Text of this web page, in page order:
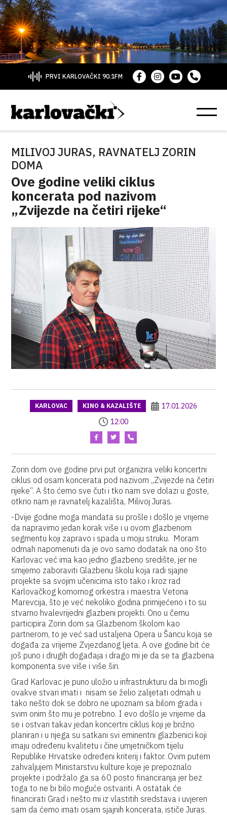
PRVI KARLOVAČKI 90.1FM
MILIVOJ JURAS, RAVNATELJ ZORIN
DOMA
Ove godine veliki ciklus
koncerata pod nazivom
„Zvijezde na četiri rijeke“
KARLOVAC KINO & KAZALIŠTE
17.01.2026
12:00
Zorin dom ove godine prvi put organizira veliki koncertni
ciklus od osam koncerata pod nazivom „Zvijezde na četiri
rijeke“. A što ćemo sve čuti i tko nam sve dolazi u goste,
otkrio nam je ravnatelj kazališta, Milivoj Juras.
-Dvije godine moga mandata su prošle i došlo je vrijeme
da napravimo jedan korak više i u ovom glazbenom
segmentu koji zapravo i spada u moju struku. Moram
odmah napomenuti da je ovo samo dodatak na ono što
Karlovac već ima kao jedno glazbeno središte, jer ne
smijemo zaboraviti Glazbenu školu koja radi sjajne
projekte sa svojim učenicima isto tako i kroz rad
Karlovačkog komornog orkestra i maestra Vetona
Marevcija, što je već nekoliko godina primijećeno i to su
stvarno hvalevrijedni glazbeni projekti. Ono u čemu
participira Zorin dom sa Glazbenom školom kao
partnerom, to je već sad ustaljena Opera u Šancu koja se
događa za vrijeme Zvjezdanog ljeta. A ove godine bit će
još puno i drugih događaja i drago mi je da se ta glazbena
komponenta sve više i više širi.
Grad Karlovac je puno uložio u infrastrukturu da bi mogli
ovakve stvari imati i nisam se želio zalijetati odmah u
tako nešto dok se dobro ne upoznam sa bilom grada i
svim onim što mu je potrebno. I evo došlo je vrijeme da
se i ostvari takav jedan koncertni ciklus koji je brižno
planiran i u njega su satkani svi eminentni glazbenici koji
imaju određenu kvalitetu i čine umjetničkom tijelu
Republike Hrvatske određeni kriterij i faktor. Ovim putem
zahvaljujem Ministarstvu kulture koje je prepoznalo
projekte i podržalo ga sa 60 posto financiranja jer bez
toga to ne bi bilo moguće ostvariti. A ostatak će
financirati Grad i nešto mi iz vlastitih sredstava i uvjeren
sam da ćemo imati osam sjajnih koncerata, ističe Juras.